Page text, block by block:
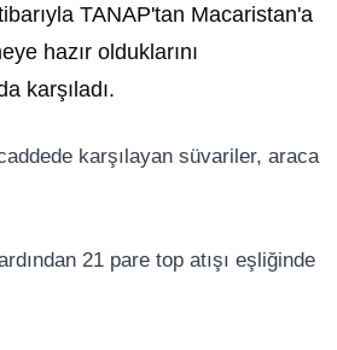
TANAP'tan Macaristan'a
hazır olduklarını
karşıladı.
karşılayan süvariler, araca
21 pare top atışı eşliğinde